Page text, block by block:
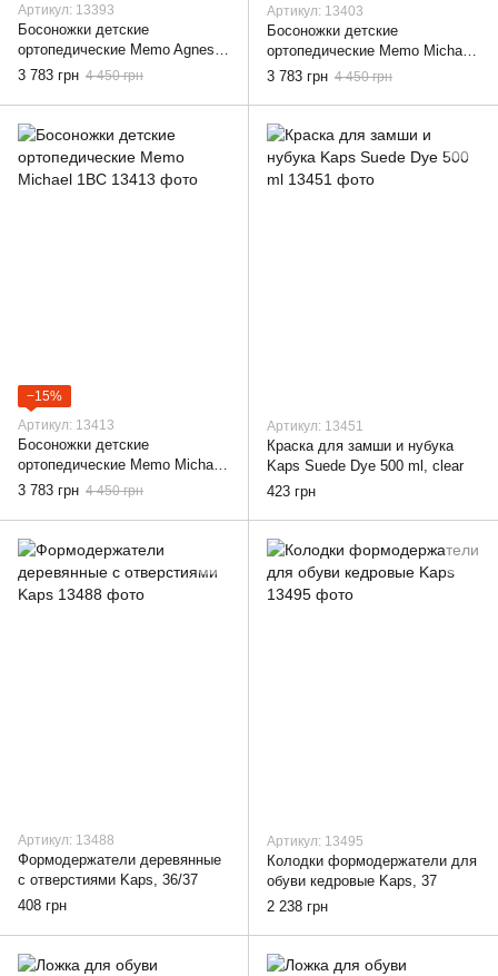
Артикул: 13393
Босоножки детские
ортопедические Memo Agnes
3JE, 22
3 783 грн 4 450 грн
Артикул: 13403
Босоножки детские
ортопедические Memo Michael
1CH, 22
3 783 грн 4 450 грн
−15%
Артикул: 13413
Босоножки детские
ортопедические Memo Michael
1BC, 22
3 783 грн 4 450 грн
Артикул: 13451
Краска для замши и нубука
Kaps Suede Dye 500 ml, clear
423 грн
Артикул: 13488
Формодержатели деревянные
с отверстиями Kaps, 36/37
408 грн
Артикул: 13495
Колодки формодержатели для
обуви кедровые Kaps, 37
2 238 грн